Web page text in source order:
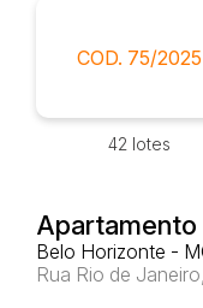
COD. 75/2025
42 lotes
Apartamento
Belo Horizonte -
Rua Rio de